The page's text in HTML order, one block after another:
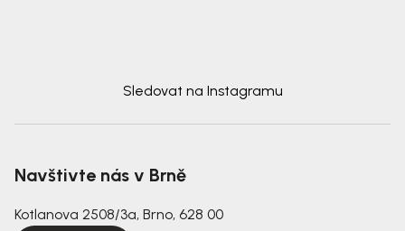
Sledovat na Instagramu
Navštivte nás v Brně
Kotlanova 2508/3a, Brno, 628 00